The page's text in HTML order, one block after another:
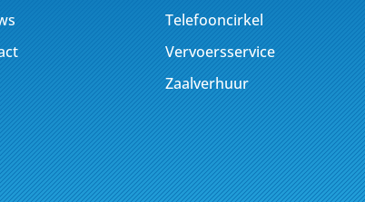
Telefooncirkel
Vervoersservice
Zaalverhuur